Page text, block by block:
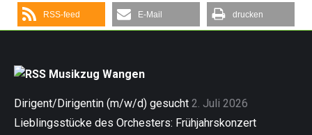
RSS-feed E-Mail drucken
Musikzug Wangen
Dirigent/Dirigentin (m/w/d) gesucht 2. Juli 2026
Lieblingsstücke des Orchesters: Frühjahrskonzert